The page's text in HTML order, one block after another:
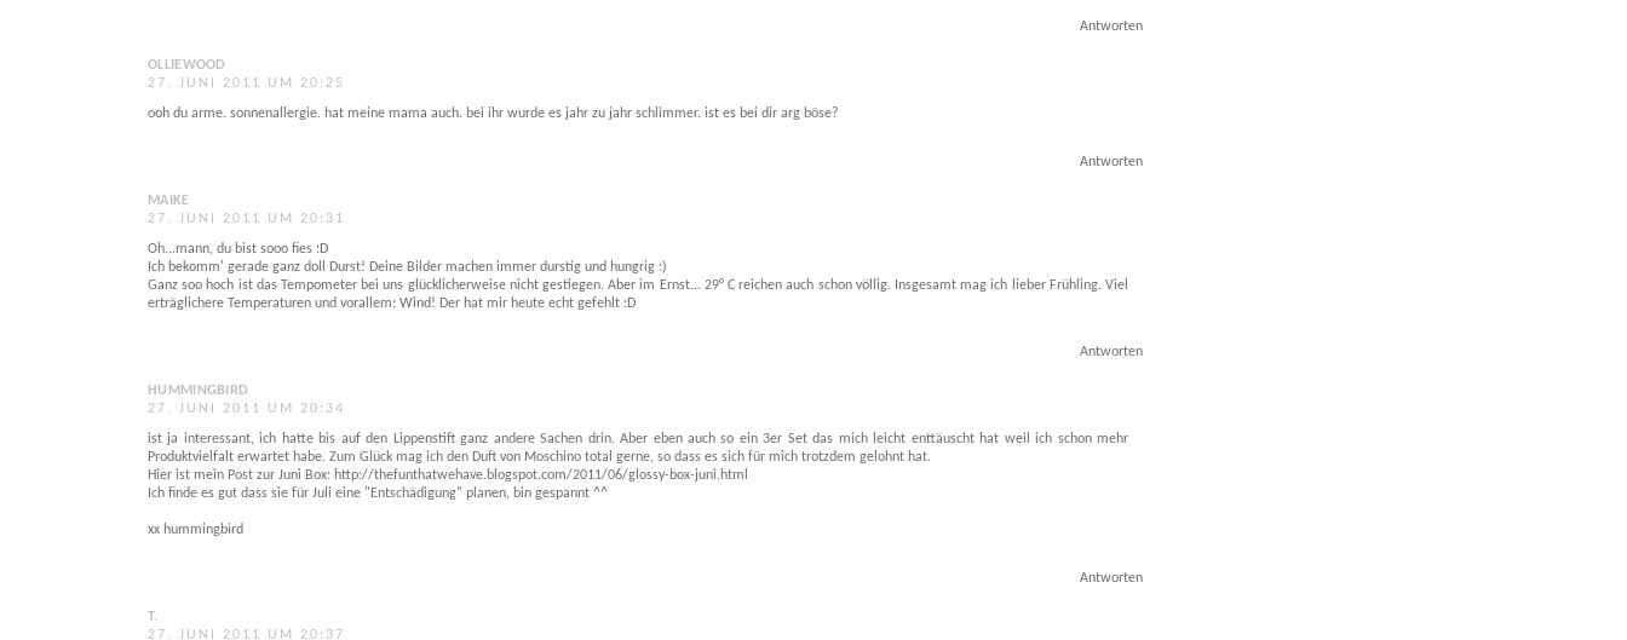
Antworten
OLLIEWOOD
27. JUNI 2011 UM 20:25
ooh du arme. sonnenallergie. hat meine mama auch. bei ihr wurde es jahr zu jahr schlimmer. ist es bei dir arg böse?
Antworten
MAIKE
27. JUNI 2011 UM 20:31
Oh...mann, du bist sooo fies :D
Ich bekomm' gerade ganz doll Durst! Deine Bilder machen immer durstig und hungrig :)
Ganz soo hoch ist das Tempometer bei uns glücklicherweise nicht gestiegen. Aber im Ernst... 29° C reichen auch schon völlig. Insgesamt mag ich lieber Frühling. Viel
erträglichere Temperaturen und vorallem: Wind! Der hat mir heute echt gefehlt :D
Antworten
HUMMINGBIRD
27. JUNI 2011 UM 20:34
ist ja interessant, ich hatte bis auf den Lippenstift ganz andere Sachen drin. Aber eben auch so ein 3er Set das mich leicht enttäuscht hat weil ich schon mehr
Produktvielfalt erwartet habe. Zum Glück mag ich den Duft von Moschino total gerne, so dass es sich für mich trotzdem gelohnt hat.
Hier ist mein Post zur Juni Box: http://thefunthatwehave.blogspot.com/2011/06/glossy-box-juni.html
Ich finde es gut dass sie für Juli eine "Entschädigung" planen, bin gespannt ^^
xx hummingbird
Antworten
T.
27. JUNI 2011 UM 20:37